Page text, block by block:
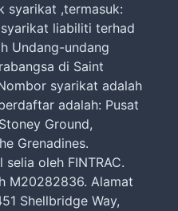
syarikat ,termasuk:
liabiliti terhad
Undang-undang
di Saint
syarikat adalah
adalah: Pusat
Ground,
Grenadines.
oleh FINTRAC.
M20282836. Alamat
Shellbridge Way,